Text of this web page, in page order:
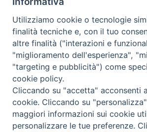
Scrivici
Copyright © 2019 - Tutti i
Trentina Editrice
Privacy Policy
Utilizziamo cookie o tecnologie
finalità tecniche e, con il tuo
altre finalità ("interazioni e
"miglioramento dell'esperienza",
"targeting e pubblicità") come
cookie policy.
Cliccando su "accetta" acconsenti
cookie. Cliccando su
maggiori informazioni sui cookie
personalizzare le tue preferenze.